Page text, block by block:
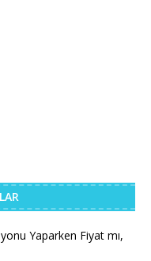
Yaparken Fiyat mı,